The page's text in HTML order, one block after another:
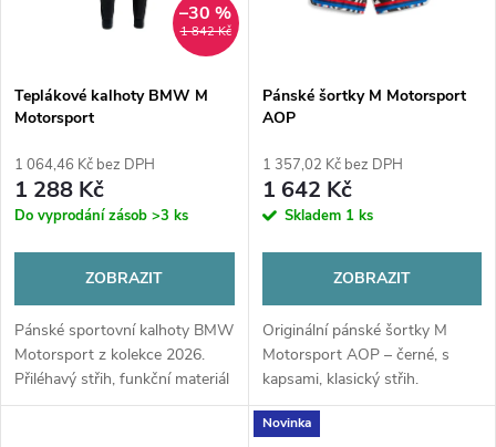
p
r
o
u
k
s
p
r
o
d
u
k
1 842 Kč
–30 %
Teplákové kalhoty BMW M
Motorsport
1 064,46 Kč bez DPH
1 288 Kč
Do vyprodání zásob >3 ks
ZOBRAZIT
Pánské sportovní kalhoty BMW
Motorsport z kolekce 2026.
Přiléhavý střih, funkční materiál
a ikonický M design. Maximální
Pánské šortky M Motorsport
AOP
1 357,02 Kč bez DPH
1 642 Kč
Skladem 1 ks
ZOBRAZIT
Originální pánské šortky M
Motorsport AOP – černé, s
kapsami, klasický střih.
Novinka